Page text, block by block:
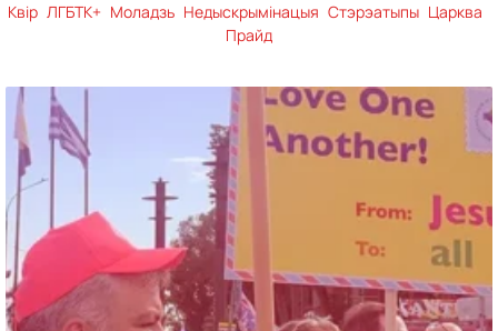
Квір ЛГБТК+ Моладзь Недыскрымінацыя Стэрэатыпы Царква
Прайд